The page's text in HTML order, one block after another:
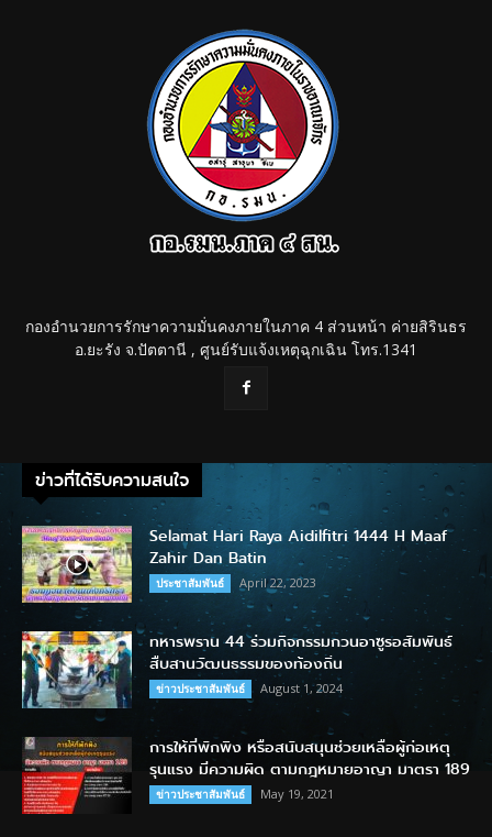
กองอำนวยการรักษาความมั่นคงภายในภาค 4 ส่วนหน้า ค่ายสิรินธร
อ.ยะรัง จ.ปัตตานี , ศูนย์รับแจ้งเหตุฉุกเฉิน โทร.1341
ข่าวที่ได้รับความสนใจ
Selamat Hari Raya Aidilfitri 1444 H Maaf
Zahir Dan Batin
ประชาสัมพันธ์ April 22, 2023
ทหารพราน 44 ร่วมกิจกรรมกวนอาซูรอสัมพันธ์
สืบสานวัฒนธรรมของท้องถิ่น
ข่าวประชาสัมพันธ์ August 1, 2024
การให้ที่พักพิง หรือสนับสนุนช่วยเหลือผู้ก่อเหตุ
รุนแรง มีความผิด ตามกฎหมายอาญา มาตรา 189
ข่าวประชาสัมพันธ์ May 19, 2021